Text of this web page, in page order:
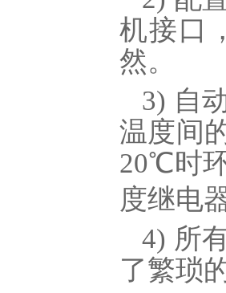
机接口
然。
3) 自
温度间
20℃时
度继电
4) 所
了繁琐